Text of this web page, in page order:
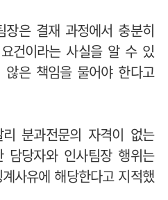
은 결재 과정에서 충분히
건이라는 사실을 알 수 있
은 책임을 물어야 한다고
분과전문의 자격이 없는
담당자와 인사팀장 행위는
사유에 해당한다고 지적했